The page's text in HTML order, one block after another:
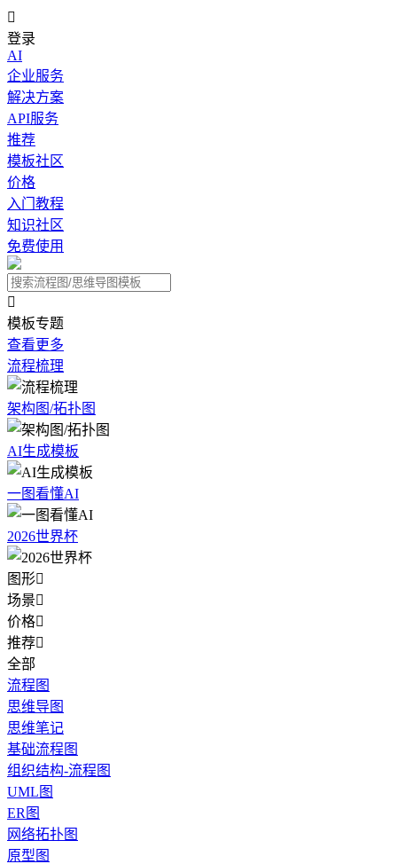

登录
AI
企业服务
解决方案
API服务
推荐
模板社区
价格
入门教程
知识社区
免费使用

模板专题
查看更多
流程梳理
架构图/拓扑图
AI生成模板
一图看懂AI
2026世界杯
图形
场景
价格
推荐
全部
流程图
思维导图
思维笔记
基础流程图
组织结构-流程图
UML图
ER图
网络拓扑图
原型图